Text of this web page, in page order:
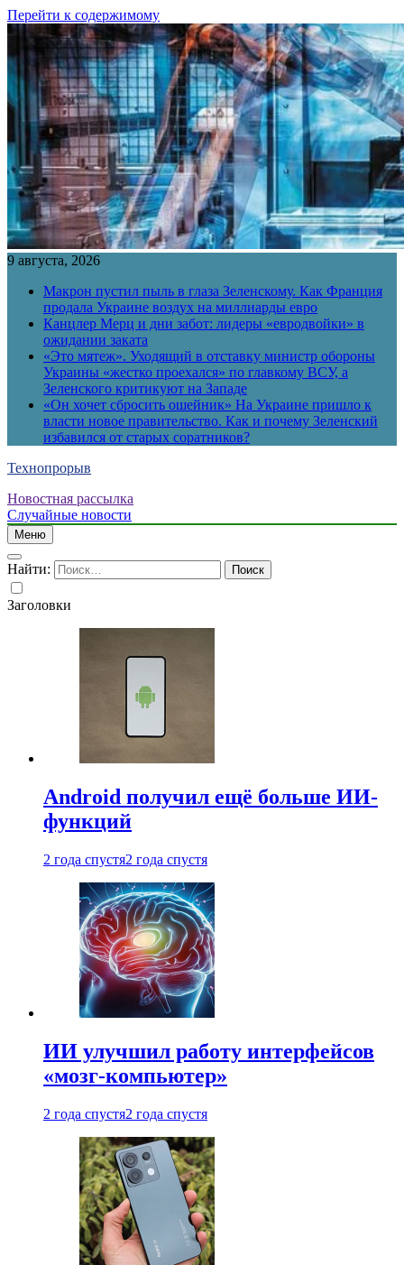
Перейти к содержимому
9 августа, 2026
Макрон пустил пыль в глаза Зеленскому. Как Франция
продала Украине воздух на миллиарды евро
Канцлер Мерц и дни забот: лидеры «евродвойки» в
ожидании заката
«Это мятеж». Уходящий в отставку министр обороны
Украины «жестко проехался» по главкому ВСУ, а
Зеленского критикуют на Западе
«Он хочет сбросить ошейник» На Украине пришло к
власти новое правительство. Как и почему Зеленский
избавился от старых соратников?
Технопрорыв
Новостная рассылка
Случайные новости
Меню
Найти:
Заголовки
Android получил ещё больше ИИ-
функций
2 года спустя2 года спустя
ИИ улучшил работу интерфейсов
«мозг-компьютер»
2 года спустя2 года спустя